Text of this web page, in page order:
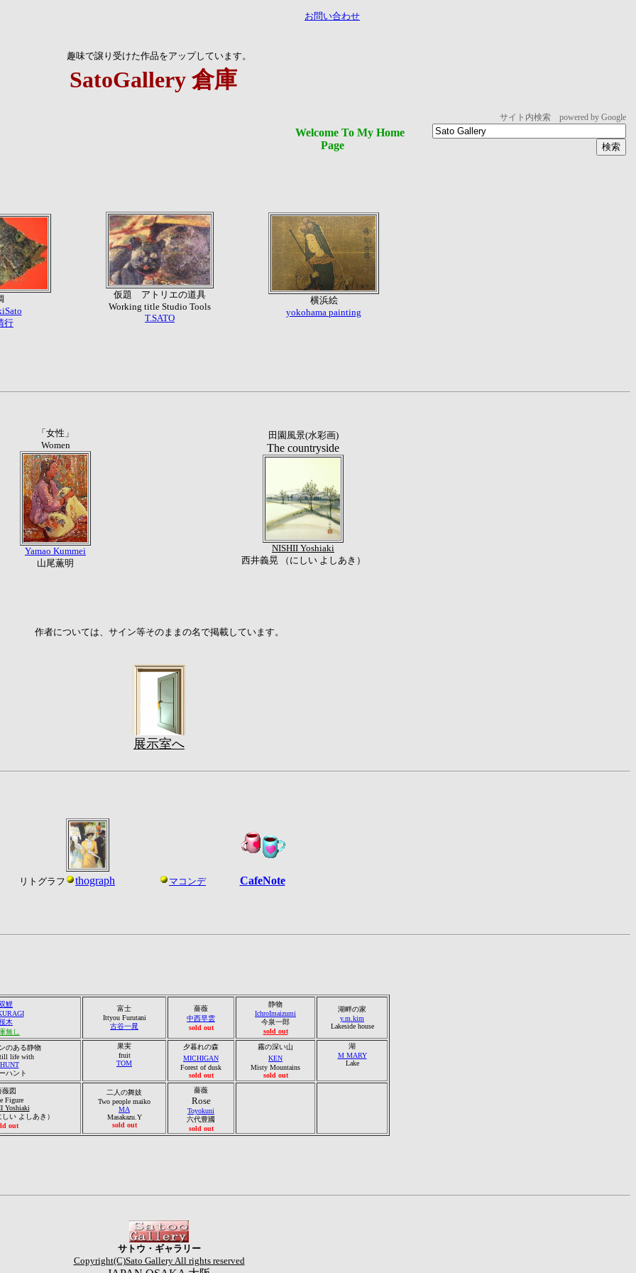
お問い合わせ
趣味で譲り受けた作品をアップしています。
SatoGallery 倉庫
Welcome To My Home
Page
サイト内検索 powered by Google
行
仮題 アトリエの道具
Working title Studio Tools
T.SATO
横浜絵
yokohama painting
「女性」
Women
Yamao Kummei
山尾薫明
田園風景(水彩画)
The countryside
NISHII Yoshiaki
西井義晃 （にしい よしあき）
作者については、サイン等そのままの名で掲載しています。
展示室へ
リトグラフ thograph マコンデ CafeNote
鯉
木
無し
富士
Ittyou Furutani
古谷一晁
薔薇
中西早雲
sold out
静物
IchroImaizumi
今泉一郎
sold out
湖畔の家
y.m.kim
Lakeside house
のある静物
life with
ハント
果実
fruit
TOM
夕暮れの森
MICHIGAN
Forest of dusk
sold out
霧の深い山
KEN
Misty Mountains
sold out
湖
M MARY
Lake
薇図
Figure
Yoshiaki
い よしあき）
out
二人の舞妓
Two people maiko
MA
Masakazu.Y
sold out
薔薇
Rose
Toyokuni
六代豊國
sold out
サトウ・ギャラリー
Copyright(C)Sato Gallery All rights reserved